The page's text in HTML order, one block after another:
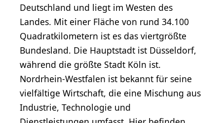
Deutschland und liegt im Westen des
Landes. Mit einer Fläche von rund 34.100
Quadratkilometern ist es das viertgrößte
Bundesland. Die Hauptstadt ist Düsseldorf,
während die größte Stadt Köln ist.
Nordrhein-Westfalen ist bekannt für seine
vielfältige Wirtschaft, die eine Mischung aus
Industrie, Technologie und